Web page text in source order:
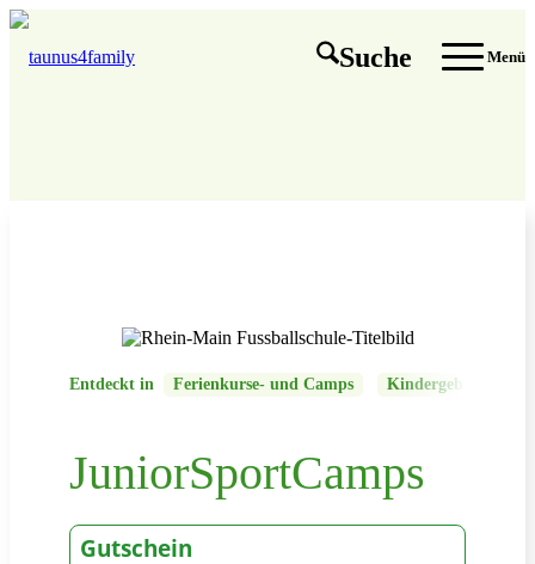
Suche Menü
Entdeckt in Ferienkurse- und Camps Kindergeburtstag,
JuniorSportCamps
Gutschein